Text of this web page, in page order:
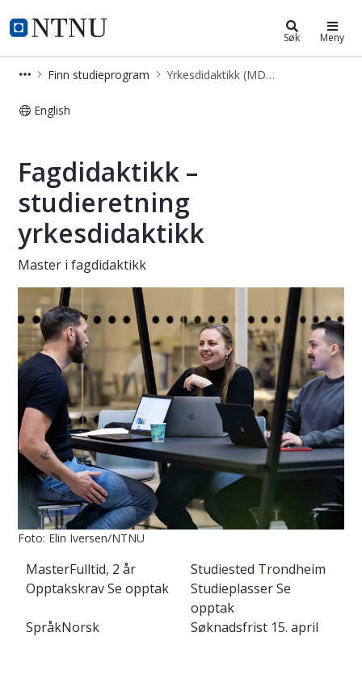
NTNU Hjemmeside
Yrkesdidaktikk (MDID-YRKE)Søk Meny
Finn studieprogram Yrkesdidaktikk (MDID-YRKE)
English
Fagdidaktikk –
studieretning
yrkesdidaktikk
Master i fagdidaktikk
Foto: Elin Iversen/NTNU
MasterFulltid, 2 år Studiested Trondheim
OpptakskravSe opptak StudieplasserSe
opptak
SpråkNorsk Søknadsfrist 15. april